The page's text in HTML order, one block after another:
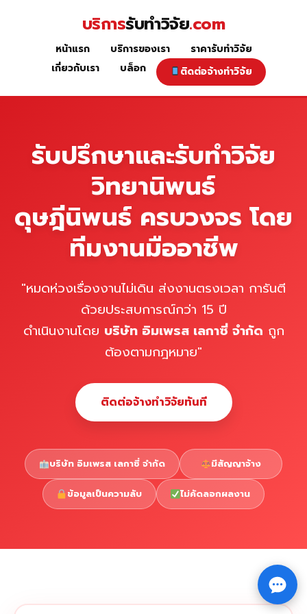
หน้าแรก
Copyright © 2026 รับทำวิจัย รับทำวิทยานิพนธ์ รับทำ⇧
บริการรับทำวิจัย.com
หน้าแรก บริการของเรา
ราคารับทำวิจัย
เกี่ยวกับเรา
บล็อก ติดต่อจ้างทำวิจัย
รับปรึกษาและรับทำวิจัย
วิทยานิพนธ์
ดุษฎีนิพนธ์ ครบวงจร โดย
ทีมงานมืออาชีพ
"หมดห่วงเรื่องงานไม่เดิน ส่งงานตรงเวลา การันตี
ด้วยประสบการณ์กว่า 15 ปี
ดำเนินงานโดย บริษัท อิมเพรส เลกาซี่ จำกัด ถูก
ต้องตามกฎหมาย"
ติดต่อจ้างทำวิจัยทันที
บริษัท อิมเพรส เลกาซี่ จำกัด มีสัญญาจ้าง
ข้อมูลเป็นความลับ ไม่คัดลอกผลงาน